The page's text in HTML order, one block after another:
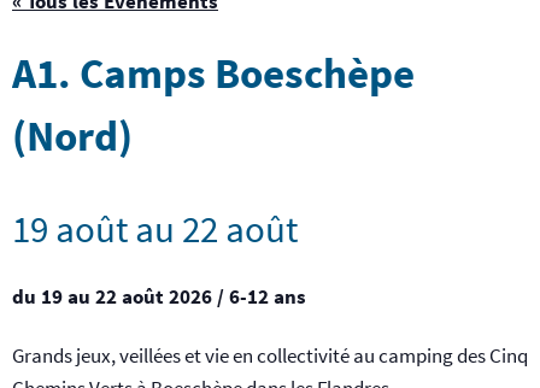
A1. Camps Boeschèpe
(Nord)
19 aoûtau 22 août
du 19 au 22 août 2026 / 6-12 ans
Grands jeux, veillées et vie en collectivité au camping des Cinq